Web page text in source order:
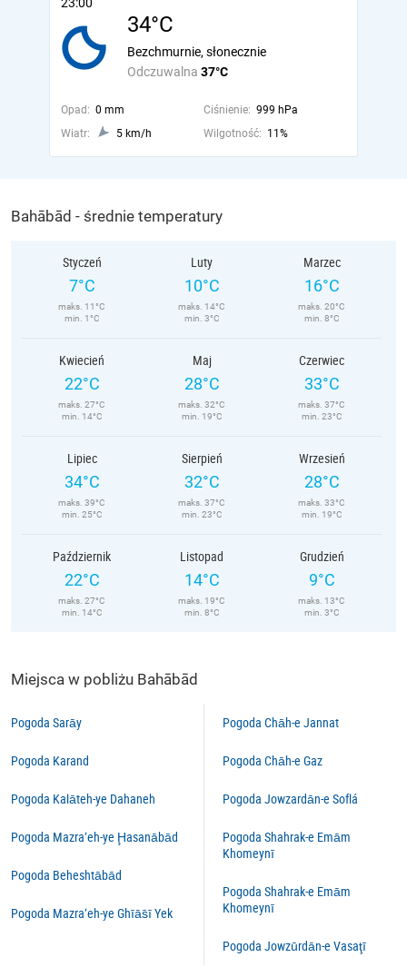
34°C
Odczuwalna 37°C
Bezchmurnie, słonecznie
Opad: 0 mm Ciśnienie: 999 hPa
Wiatr:
5 km/h Wilgotność: 11%
Bahābād - średnie temperatury
Styczeń
7°C
maks. 11°C
min. 1°C
Luty
10°C
maks. 14°C
min. 3°C
Marzec
16°C
maks. 20°C
min. 8°C
Kwiecień
22°C
maks. 27°C
min. 14°C
Maj
28°C
maks. 32°C
min. 19°C
Czerwiec
33°C
maks. 37°C
min. 23°C
Lipiec
34°C
maks. 39°C
min. 25°C
Sierpień
32°C
maks. 37°C
min. 23°C
Wrzesień
28°C
maks. 33°C
min. 19°C
Październik
22°C
maks. 27°C
min. 14°C
Listopad
14°C
maks. 19°C
min. 8°C
Grudzień
9°C
maks. 13°C
min. 3°C
Miejsca w pobliżu Bahābād
Pogoda Sarāy
Pogoda Karand
Pogoda Kalāteh-ye Dahaneh
Pogoda Mazra‘eh-ye Ḩasanābād
Pogoda Beheshtābād
Pogoda Mazra‘eh-ye Ghīās̄ī Yek
Pogoda Chāh-e Jannat
Pogoda Chāh-e Gaz
Pogoda Jowzardān-e Soflá
Pogoda Shahrak-e Emām
Khomeynī
Pogoda Shahrak-e Emām
Khomeynī
Pogoda Jowzūrdān-e Vasaţī